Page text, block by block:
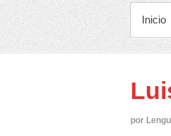
Inicio
por